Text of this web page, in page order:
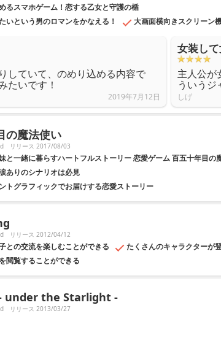
るスマホゲーム！恋する乙女と守護の楯
いという男のロマンをかなえる！
大画面横向きスクリーン
していて、のめり込める内容で
たいです！
2019年7月12日
女装して
主人公が
ういうジ
しげ
の魔法使い
リリース 2017/08/03
と一緒に暮らすハートフルストーリー 恋愛ゲーム 百五十年目の
ありのシナリオは必見
トグラフィックでお届けする恋愛ストーリー
リリース 2012/04/12
との交流を楽しむことができる
たくさんのキャラクターが
閲覧することができる
under the Starlight -
リリース 2013/03/27